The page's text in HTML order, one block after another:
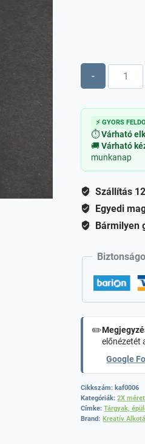
-
Kormány
-
⚡ GYORS
⏱Várható
🚚Várható
munkanap
Szállítás
Egyedi
Bármilyen
✏️
előnézetét
Google
Cikkszám: kaf0006
Kategóriák:2X
Címke:Tárgyak,
Brand: Kreatív